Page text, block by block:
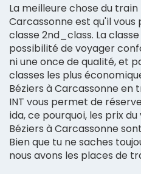
La meilleure chose du train
Carcassonne est qu'il
classe 2nd_class. La
possibilité de voyager
ni une once de qualité, et
classes les plus
Béziers à Carcassonne
INT vous permet de
ida, ce pourquoi, les prix
Béziers à Carcassonne
Bien que tu ne saches
nous avons les places de